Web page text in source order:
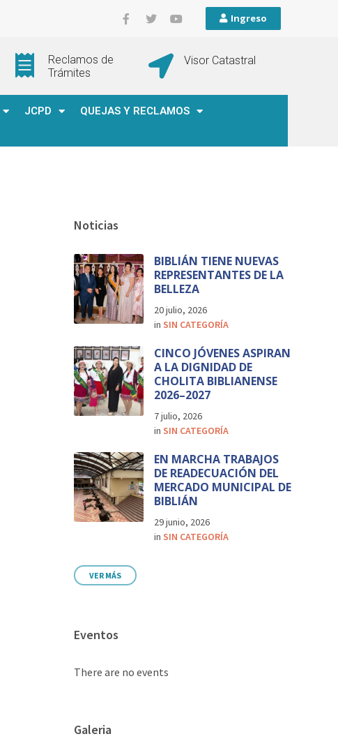
Ingreso
Reclamos de
Trámites
Visor Catastral
JCPD
QUEJAS Y RECLAMOS
Noticias
BIBLIÁN TIENE NUEVAS
REPRESENTANTES DE LA
BELLEZA
20 julio, 2026
inSIN CATEGORÍA
CINCO JÓVENES ASPIRAN
A LA DIGNIDAD DE
CHOLITA BIBLIANENSE
2026–2027
7 julio, 2026
inSIN CATEGORÍA
EN MARCHA TRABAJOS
DE READECUACIÓN DEL
MERCADO MUNICIPAL DE
BIBLIÁN
29 junio, 2026
inSIN CATEGORÍA
VER MÁS
Eventos
There are no events
Galeria